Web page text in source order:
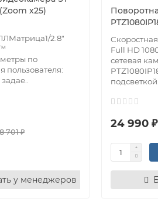
x25)
2.8"
по
701 ₽
у менеджеров
Full HD
сетевая
24 990 ₽